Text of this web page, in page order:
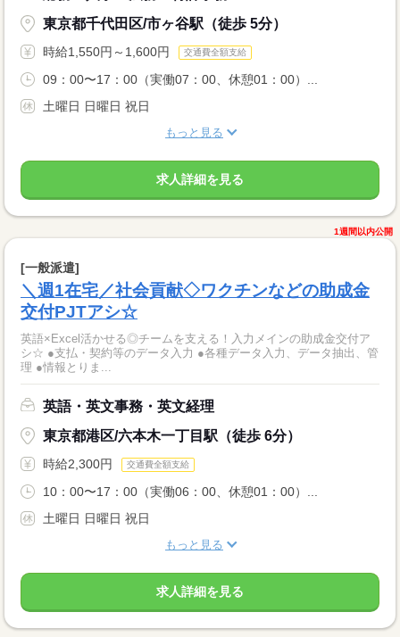
東京都千代田区/市ヶ谷駅（徒歩 5分）
時給1,550円～1,600円 交通費全額支給
09：00〜17：00（実働07：00、休憩01：00）...
土曜日 日曜日 祝日
もっと見る
求人詳細を見る
1週間以内公開
[一般派遣]
＼週1在宅／社会貢献◇ワクチンなどの助成金
交付PJTアシ☆
英語×Excel活かせる◎チームを支える！入力メインの助成金交付ア
シ☆ ●支払・契約等のデータ入力 ●各種データ入力、データ抽出、管
理 ●情報とりま...
英語・英文事務・英文経理
東京都港区/六本木一丁目駅（徒歩 6分）
時給2,300円 交通費全額支給
10：00〜17：00（実働06：00、休憩01：00）...
土曜日 日曜日 祝日
もっと見る
求人詳細を見る